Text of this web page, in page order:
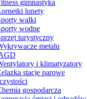
gimnastyka
lunety
walki
wodne
turystyczny
metalu
i klimatyzatory
stacje parowe
gospodarcza